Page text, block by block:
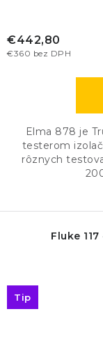
€360 bez DPH
€442,80
Elma 878 je
testerom
rôznych
Fluke
Tip